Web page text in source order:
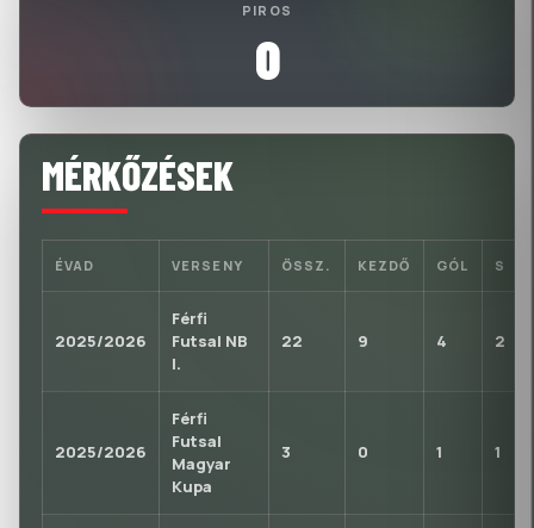
PIROS
0
MÉRKŐZÉSEK
ÉVAD VERSENY ÖSSZ. KEZDŐ GÓL S
2025/2026
Férfi
Futsal NB
I.
22 9 4 2
2025/2026
Férfi
Futsal
Magyar
Kupa
3 0 1 1